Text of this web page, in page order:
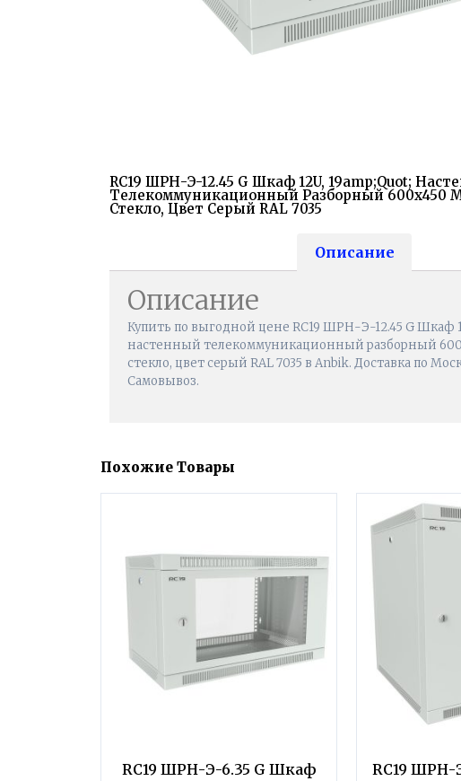
RC19 ШРН-Э-12.45 G Шкаф 12U, 19amp;quot;
Телекоммуникационный Разборный 600х450
Стекло, Цвет Серый RAL 7035
Описание
Описание
Купить по выгодной цене RC19 ШРН-Э-12.45 G Шкаф
настенный телекоммуникационный разборный
стекло, цвет серый RAL 7035 в Anbik. Доставка по
Самовывоз.
Похожие Товары
RC19 ШРН-Э-6.35 G Шкаф
RC19 ШРН-